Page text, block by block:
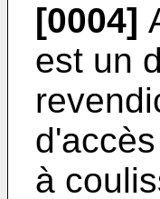
[0004]
est un
à